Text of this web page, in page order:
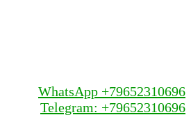
WhatsApp +79652310696
Telegram: +79652310696